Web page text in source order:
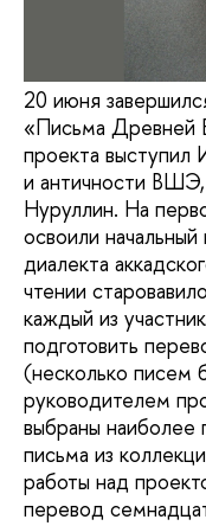
20 июня
«Письма Древней
проекта выступил
и античности
Нуруллин. На
освоили
диалекта
чтении
каждый из
подготовить
(несколько писем
руководителем
выбраны наиболее
письма из
работы над
перевод